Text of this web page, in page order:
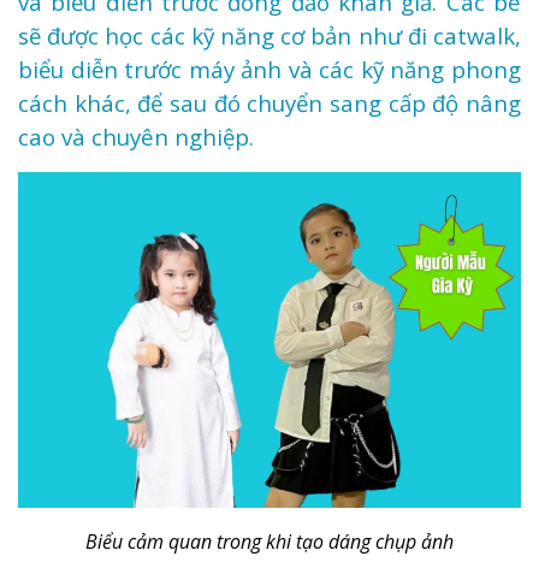
sẽ được học các kỹ năng cơ bản như đi catwalk,
biểu diễn trước máy ảnh và các kỹ năng phong
cách khác, để sau đó chuyển sang cấp độ nâng
cao và chuyên nghiệp.
Biểu cảm quan trong khi tạo dáng chụp ảnh